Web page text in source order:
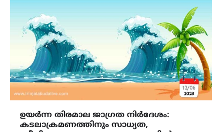
ഉയർന്ന തിരമാല ജാഗ്രത നിർദേശം:
കടലാക്രമണത്തിനും സാധ്യത,